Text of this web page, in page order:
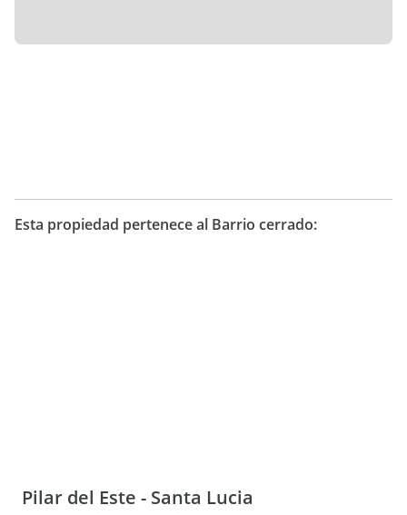
Esta propiedad pertenece al Barrio cerrado:
Pilar del Este - Santa Lucia